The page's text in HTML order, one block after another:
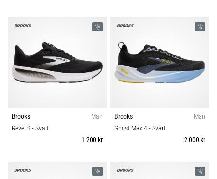
att
förbättrar
uthållighetsprestationen.
Är
det
reda
på
Ny
Brooks
Män
Revel 9 - Svart
1 200 kr
Ny
Brooks
Män
Ghost Max 4- Svart
2 000 kr
Ny Ny